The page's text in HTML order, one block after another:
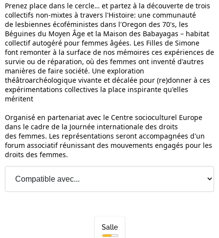
Prenez place dans le cercle… et partez à la découverte de trois
collectifs non-mixtes à travers l'Histoire: une communauté
de lesbiennes écoféministes dans l'Oregon des 70's, les
Béguines du Moyen Âge et la Maison des Babayagas – habitat
collectif autogéré pour femmes âgées. Les Filles de Simone
font remonter à la surface de nos mémoires ces expériences de
survie ou de réparation, où des femmes ont inventé d'autres
manières de faire société. Une exploration
théâtroarchéologique vivante et décalée pour (re)donner à ces
expérimentations collectives la place inspirante qu'elles
méritent
Organisé en partenariat avec le Centre socioculturel Europe
dans le cadre de la Journée internationale des droits
des femmes. Les représentations seront accompagnées d'un
forum associatif réunissant des mouvements engagés pour les
droits des femmes.
Salle